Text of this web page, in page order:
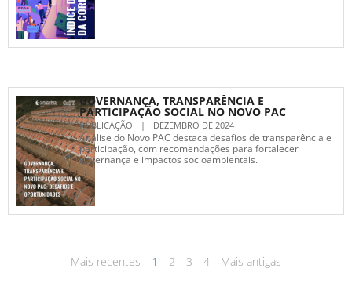
GOVERNANÇA, TRANSPARÊNCIA E
PARTICIPAÇÃO SOCIAL NO NOVO PAC
PUBLICAÇÃO | DEZEMBRO DE 2024
Análise do Novo PAC destaca desafios de transparência e
participação, com recomendações para fortalecer
governança e impactos socioambientais.
Mais recentes 1 2 3 4 Mais antigas